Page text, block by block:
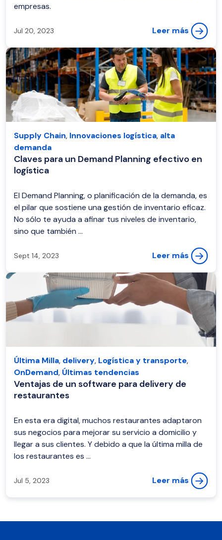
empresas.
Jul 20, 2023 Leer más
Supply Chain, Innovaciones logística, alta
demanda
Claves para un Demand Planning efectivo en
logística
El Demand Planning, o planificación de la demanda, es
el pilar que sostiene una gestión de inventario eficaz.
No sólo te ayuda a afinar tus niveles de inventario,
sino que también ...
Sept 14, 2023 Leer más
Última Milla, delivery, Logística y transporte,
OnDemand, Últimas tendencias
Ventajas de un software para delivery de
restaurantes
En esta era digital, muchos restaurantes adaptaron
sus negocios para mejorar su servicio a domicilio y
llegar a sus clientes. Y debido a que la última milla de
los restaurantes es ...
Jul 5, 2023 Leer más